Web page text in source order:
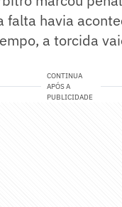
falta havia
a torcida
CONTINUA
APÓS A
PUBLICIDADE